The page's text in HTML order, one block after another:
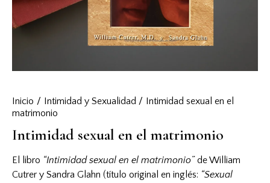
Inicio Intimidad y Sexualidad
Intimidad sexual en el
matrimonio
Intimidad sexual en el matrimonio
El libro “Intimidad sexual en el matrimonio”de William
Cutrer y Sandra Glahn (título original en inglés: “Sexual